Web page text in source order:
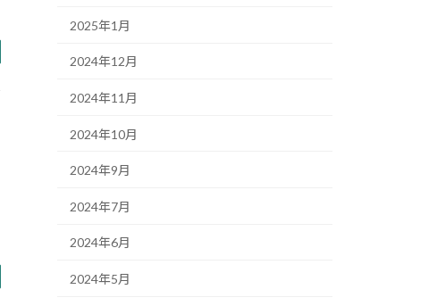
2025年1月
2024年12月
2024年11月
2024年10月
2024年9月
2024年7月
2024年6月
2024年5月